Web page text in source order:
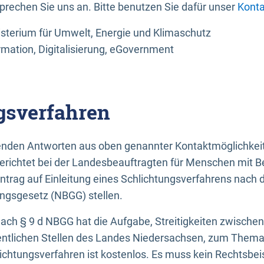
Sie uns an. Bitte benutzen Sie dafür unser
für Umwelt, Energie und Klimaschutz
Digitalisierung, eGovernment
Antworten aus oben genannter
bei der Landesbeauftragten für Menschen mit
auf Einleitung eines Schlichtungsverfahrens nach
(NBGG) stellen.
§ 9 d NBGG hat die Aufgabe, Streitigkeiten
Stellen des Landes Niedersachsen, zum
ist kostenlos. Es muss kein